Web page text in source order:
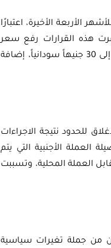
التي أصدرتها الحكومة السودانية بشأن الموازنة المعدلة للعام 2020 للأشهر الأربعة الأخيرة، اعتبارًا
هذه القرارات رفع سعر
الصرف الرسمي من 55 إلى 120 جنيهاً سودانياً، وزيادة سعر الدولار الجمركي من 18 إلى 30 جنيهاً سودانياً، إضافة
الإغلاق للحدود نتيجة الاجراءات
العملة الأجنبية التي يتم
العملة المحلية، وتسببت
من جملة تغيرات سياسية